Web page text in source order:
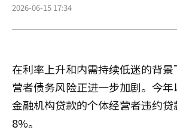
2026-06-15 17:34
在利率上升和内需持续低迷的背
营者债务风险正进一步加剧。今
金融机构贷款的个体经营者违约
8%。